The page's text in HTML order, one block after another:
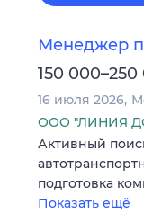
Менеджер
150
16 июля 2026
ООО "ЛИНИЯ
Активный
подготовка
Показать ещё